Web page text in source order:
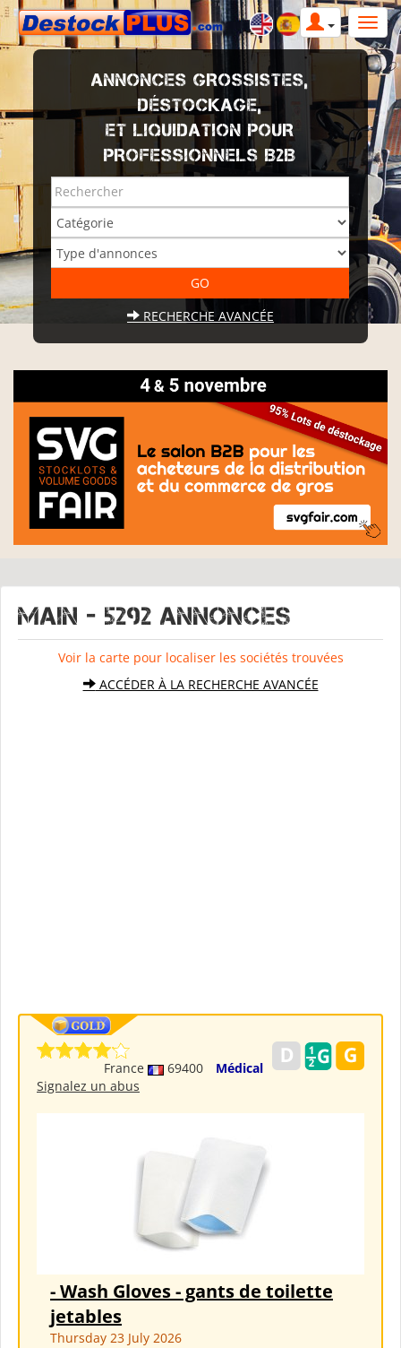
ANNONCES GROSSISTES,
DÉSTOCKAGE,
ET LIQUIDATION POUR
PROFESSIONNELS B2B
RECHERCHE AVANCÉE
MAIN - 5292 Annonces
Voir la carte pour localiser les sociétés trouvées
ACCÉDER À LA RECHERCHE AVANCÉE
France 69400
Médical
Signalez un abus
- Wash Gloves - gants de toilette
jetables
Thursday 23 July 2026